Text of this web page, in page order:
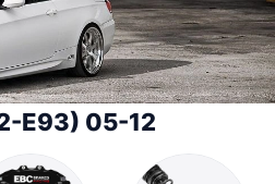
E93) 05-12